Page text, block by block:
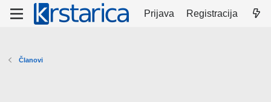
Prijava Registracija
Članovi